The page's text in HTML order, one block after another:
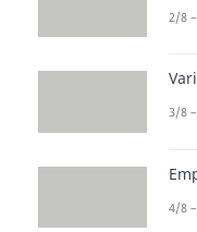
Doch
Die
der
2/8
3/8
4/8